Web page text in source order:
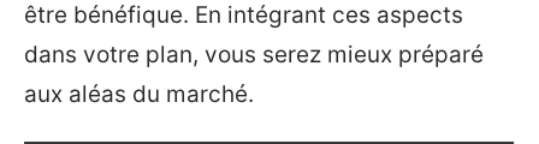
être bénéfique. En intégrant ces aspects
dans votre plan, vous serez mieux préparé
aux aléas du marché.